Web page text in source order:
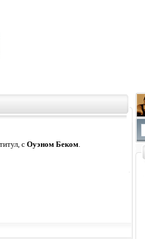
с Оуэном Беком.